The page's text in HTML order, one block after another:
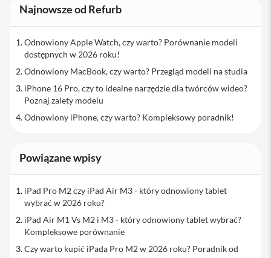
z
k
ł
o
c
r
o
n
e
r
v
c
e
P
a
k
Najnowsze od Refurb
Odnowiony Apple Watch, czy warto? Porównanie modeli
dostępnych w 2026 roku!
Odnowiony MacBook, czy warto? Przegląd modeli na studia
iPhone 16 Pro, czy to idealne narzędzie dla twórców wideo?
Poznaj zalety modelu
Odnowiony iPhone, czy warto? Kompleksowy poradnik!
Powiązane wpisy
iPad Pro M2 czy iPad Air M3 - który odnowiony tablet
wybrać w 2026 roku?
iPad Air M1 Vs M2 i M3 - który odnowiony tablet wybrać?
Kompleksowe porównanie
Czy warto kupić iPada Pro M2 w 2026 roku? Poradnik od